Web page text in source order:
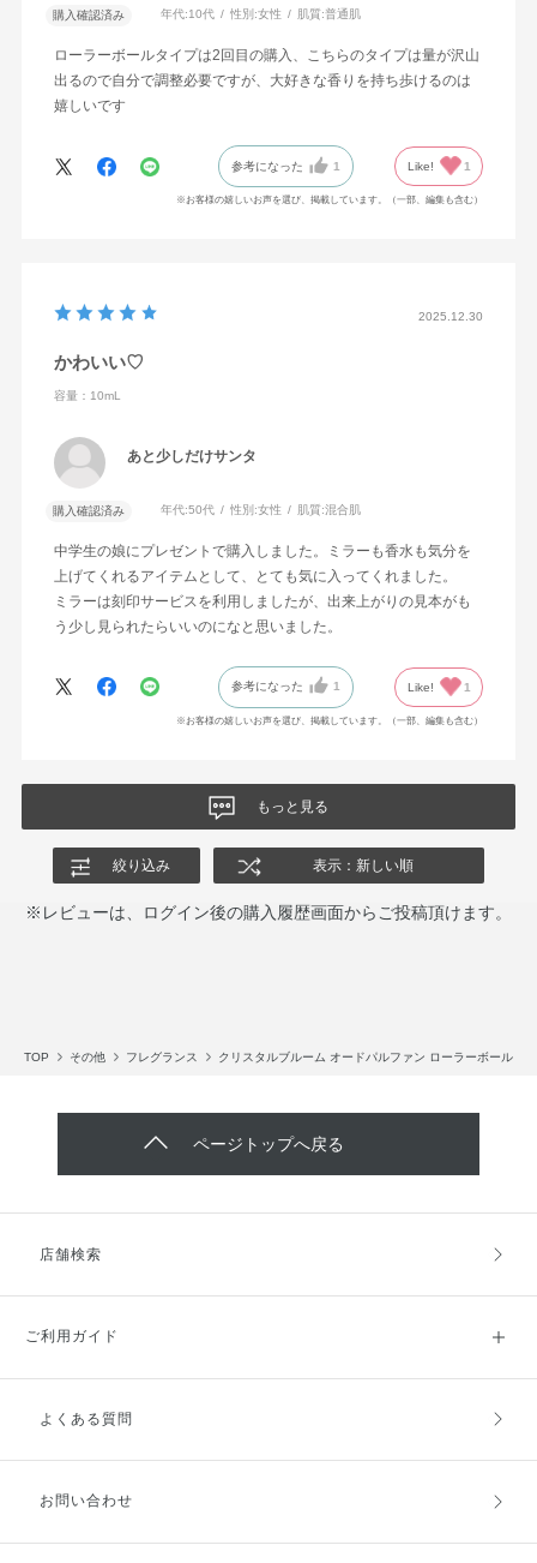
購入確認済み 年代:10代 性別:女性 肌質:普通肌
ローラーボールタイプは2回目の購入、こちらのタイプは量が沢山
出るので自分で調整必要ですが、大好きな香りを持ち歩けるのは
嬉しいです
参考になった 1 Like! 1
※お客様の嬉しいお声を選び、掲載しています。（一部、編集も含む）
2025.12.30
かわいい♡
容量：10mL
あと少しだけサンタ
購入確認済み 年代:50代 性別:女性 肌質:混合肌
中学生の娘にプレゼントで購入しました。ミラーも香水も気分を
上げてくれるアイテムとして、とても気に入ってくれました。
ミラーは刻印サービスを利用しましたが、出来上がりの見本がも
う少し見られたらいいのになと思いました。
参考になった 1 Like! 1
※お客様の嬉しいお声を選び、掲載しています。（一部、編集も含む）
もっと見る
絞り込み 表示：新しい順
※レビューは、ログイン後の購入履歴画面からご投稿頂けます。
TOP その他 フレグランス クリスタルブルーム オードパルファン ローラーボール
ページトップへ戻る
店舗検索
ご利用ガイド
ご利用ガイドトップ
お支払方法
よくある質問
お問い合わせ